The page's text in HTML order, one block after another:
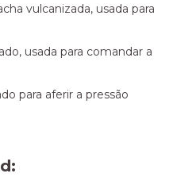
vulcanizada, usada para
usada para comandar a
para aferir a pressão